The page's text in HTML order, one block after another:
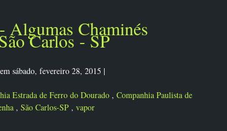
Algumas Chaminés
Carlos - SP
em sábado, fevereiro 28, 2015 |
Estrada de Ferro do Dourado , Companhia Paulista de
, São Carlos-SP , vapor